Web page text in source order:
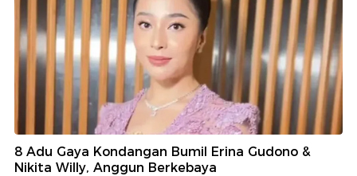
8 Adu Gaya Kondangan Bumil Erina Gudono &
Nikita Willy, Anggun Berkebaya